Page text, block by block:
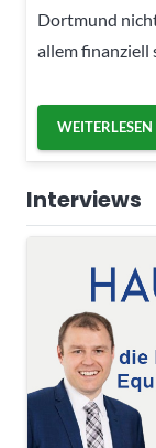
Dortmund
allem finanziell
Interviews